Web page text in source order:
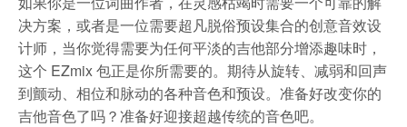
决方案，或者是一位需要超凡脱俗预设集合的创意音效设
计师，当你觉得需要为任何平淡的吉他部分增添趣味时，
这个 EZmix 包正是你所需要的。期待从旋转、减弱和回声
到颤动、相位和脉动的各种音色和预设。准备好改变你的
吉他音色了吗？准备好迎接超越传统的音色吧。